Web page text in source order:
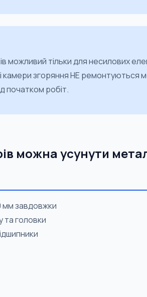
можливий тільки для несилових
камери згоряння НЕ ремонтуються
початком робіт.
можна усунути
мм завдовжки
та головки